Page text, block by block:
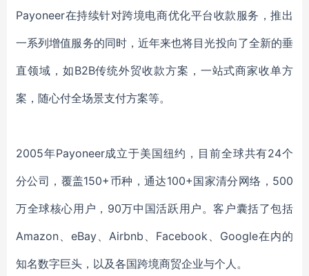
Payoneer在持续针对跨境电商优化平台收款服务，推出
一系列增值服务的同时，近年来也将目光投向了全新的垂
直领域，如B2B传统外贸收款方案，一站式商家收单方
案，随心付全场景支付方案等。
2005年Payoneer成立于美国纽约，目前全球共有24个
分公司，覆盖150+币种，通达100+国家清分网络，500
万全球核心用户，90万中国活跃用户。客户囊括了包括
Amazon、eBay、Airbnb、Facebook、Google在内的
知名数字巨头，以及各国跨境商贸企业与个人。